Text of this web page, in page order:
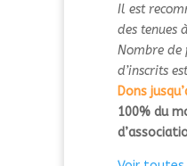
Il est
des tenues
Nombre de
d’inscrits
Dons
100% du